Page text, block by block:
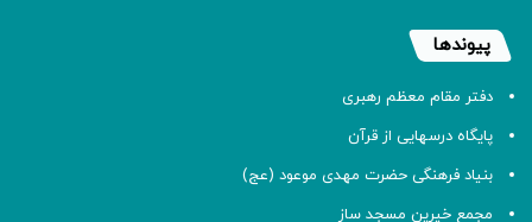
پیوندها
دفتر مقام معظم رهبری
پایگاه درسهایی از قرآن
بنیاد فرهنگی حضرت مهدی موعود (عج)
مجمع خیرین مسجد ساز